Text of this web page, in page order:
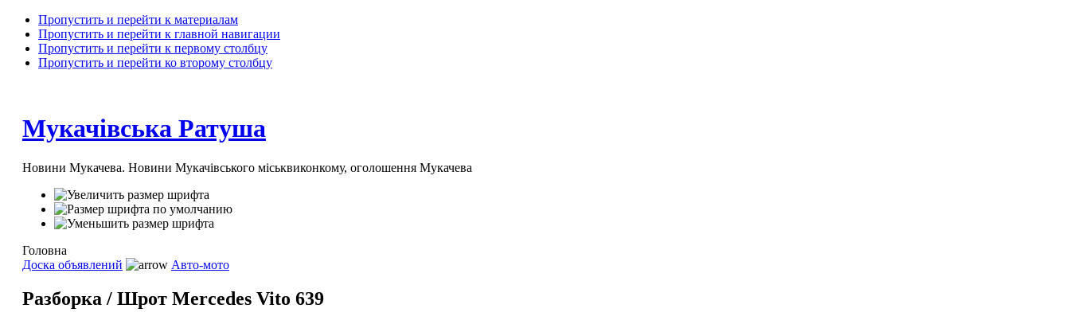
Пропустить и перейти к материалам
Пропустить и перейти к главной навигации
Пропустить и перейти к первому столбцу
Пропустить и перейти ко второму столбцу
Мукачівська Ратуша
Новини Мукачева. Новини Мукачівського міськвиконкому, оголошення Мукачева
Головна
Доска объявлений
Авто-мото
Разборка / Шрот Mercedes Vito 639